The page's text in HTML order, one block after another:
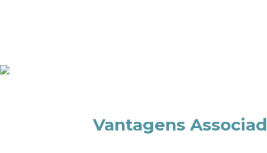
Vantagens